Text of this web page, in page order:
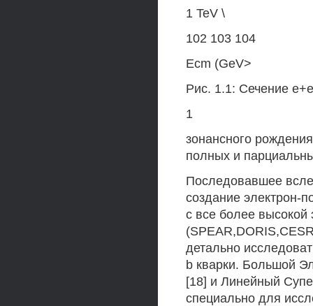
1 TeV \
102 103 104
Ecm (GeV>
Рис. 1.1: Сечение
1
зонансного
полных и
Последовавшее
создание электрон-
с все более высокой
детально
b кварки. Большой
[18] и Линейный
специально для